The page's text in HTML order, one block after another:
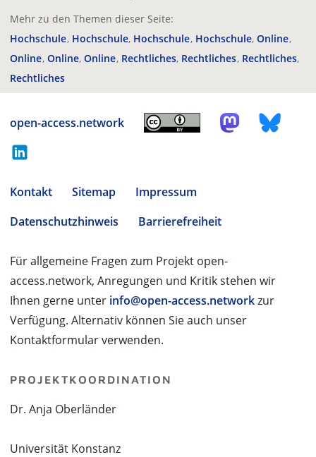
Mehr zu den Themen dieser Seite:
Hochschule Hochschule Hochschule Hochschule Online
Online Online Online Rechtliches Rechtliches Rechtliches
Rechtliches
open-access.network
Kontakt Sitemap
Impressum
Datenschutzhinweis
Barrierefreiheit
Für allgemeine Fragen zum Projekt open-
access.network, Anregungen und Kritik stehen wir
Ihnen gerne unter info@open-access.networkzur
Verfügung. Alternativ können Sie auch unser
Kontaktformular verwenden.
PROJEKTKOORDINATION
Dr. Anja Oberländer
Universität Konstanz